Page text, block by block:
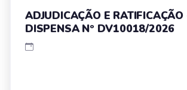
ADJUDICAÇÃO E RATIFICAÇÃO
DISPENSA Nº DV10018/2026